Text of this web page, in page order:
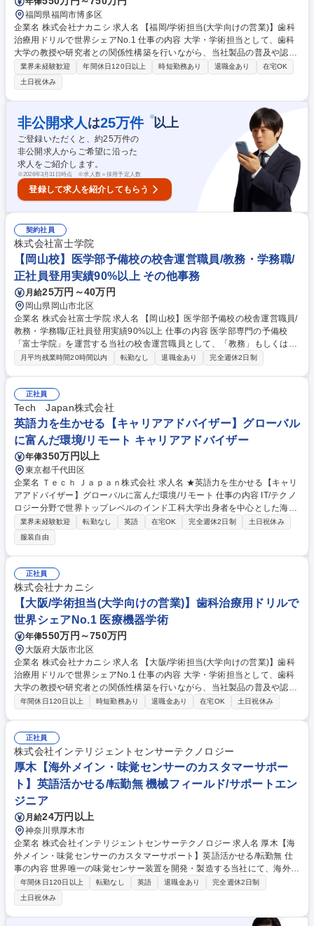
正社員登用実績90%以上
福岡県福岡市博多区
企業名 株式会社ナカニシ 求人名 【福岡/学術担当(大学向けの営業)】歯科
治療用ドリルで世界シェアNo.1 仕事の内容 大学・学術担当として、歯科
大学の教授や研究者との関係性構築を行いながら、当社製品の普及や認知
度向上に貢献していただきます。 【業務内容】■主要歯科大学へのNSK製
品の提案、医局説明会の実施 ■歯科大学の臨床支援（製品の貸出し、製品
情報提供など） ■歯科大学の研究支援（共同研究などの窓口） ■歯科大学
の教育支援（実習機材の貸出し、人的サポートなど） ■KOLの発掘と関係
強化（パイプ作り） ■各学会での情報収集と開発へのフィードバック 募集
職種 【福岡/学術担当(大学向けの営業)】歯科治療用ドリルで世界シェアN
o.1
業界未経験歓迎 年間休日120日以上 時短勤務あり 退職金あり
在宅OK
土日祝休み
非公開求人 は25万件 ※以上
ご登録いただくと、約25万件の
非公開求人からご希望に沿った
求人をご紹介します。
※2026年3月31日時点 ※求人数＝採用予定人数
登録して求人を紹介してもらう
契約社員
株式会社富士学院
【岡山校】医学部予備校の校舎運営職員/教務・学務職/
正社員登用実績90%以上 その他事務
月給25万円～40万円
岡山県岡山市北区
企業名 株式会社富士学院 求人名 【岡山校】医学部予備校の校舎運営職員/
教務・学務職/正社員登用実績90%以上 仕事の内容 医学部専門の予備校
「富士学院」を運営する当社の校舎運営職員として、「教務」もしくは
「学務」の業務をご担当いただきます。講師業務はございません。 業務の
報告の管理ほか)■保護者連携(進捗報告、三者面談の運営ほか)■施設管理、
行事運営 など 【学務(生徒募集)】■DM,チラシなどの企画■電話/メール問
い合わせ対応■入学面談の実施■各種セミナーの実施■進学校訪問、情報収
集 など ※これまでのご経験に応じ、できることから徐々にお任せしてい
きます。 募集職種 【岡山校】医学部予備校の校舎運営職員/教務・学務職/
正社員登用実績90%以上
月平均残業時間20時間以内 転勤なし 退職金あり 完全週休2日制
正社員
Tech Japan株式会社
英語力を生かせる【キャリアアドバイザー】グローバル
に富んだ環境/リモート キャリアアドバイザー
年俸350万円以上
東京都千代田区
企業名 Ｔｅｃｈ Ｊａｐａｎ株式会社 求人名 ★英語力を生かせる【キャリ
アアドバイザー】グローバルに富んだ環境/リモート 仕事の内容 IT/テクノ
ロジー分野で世界トップレベルのインド工科大学出身者を中心とした海外
グローバル人材と面談していただき能力キャリアプランをヒアリングしな
がら適切な日本企業の推薦を行っていただきます。 【具体的には】 ■イン
ド工科大学出身者などの優秀な外国籍人材との面談、ヒアリング ■キャリ
アアドバイス、日本企業への推薦 ■クライアント企業（日本企業）とのヒ
アリング ■採用後の定着支援 募集職種 ★英語力を生かせる【キャリアア
ドバイザー】グローバルに富んだ環境/リモート
業界未経験歓迎 転勤なし 英語 在宅OK 完全週休2日制
土日祝休み
服装自由
正社員
株式会社ナカニシ
【大阪/学術担当(大学向けの営業)】歯科治療用ドリルで
世界シェアNo.1 医療機器学術
年俸550万円～750万円
大阪府大阪市北区
企業名 株式会社ナカニシ 求人名 【大阪/学術担当(大学向けの営業)】歯科
治療用ドリルで世界シェアNo.1 仕事の内容 大学・学術担当として、歯科
大学の教授や研究者との関係性構築を行いながら、当社製品の普及や認知
度向上に貢献していただきます。 【業務内容】■主要歯科大学へのNSK製
の教育支援（実習機材の貸出し、人的サポートなど） ■KOLの発掘と関係
強化（パイプ作り） ■各学会での情報収集と開発へのフィードバック 募集
職種 【大阪/学術担当(大学向けの営業)】歯科治療用ドリルで世界シェアN
年間休日120日以上 時短勤務あり 退職金あり 在宅OK 土日祝休み
正社員
株式会社インテリジェントセンサーテクノロジー
厚木【海外メイン・味覚センサーのカスタマーサポー
ト】英語活かせる/転勤無 機械フィールド/サポートエン
ジニア
月給24万円以上
神奈川県厚木市
企業名 株式会社インテリジェントセンサーテクノロジー 求人名 厚木【海
外メイン・味覚センサーのカスタマーサポート】英語活かせる/転勤無 仕
事の内容 世界唯一の味覚センサー装置を開発・製造する当社にて、海外顧
客向けに装置に関する問い合わせ対応および製品企画提案をお任せしま
す。 必要に応じて海外総代理店や現地代理店の担当者と同行し、お客様へ
の対応を行います。 【担当】海外の製薬会社や食品メーカー 【業務詳
細】■測定データの活用方法や技術対応 ■製品企画提案 ■ラボ内でのサンプ
年間休日120日以上 転勤なし 英語 退職金あり
完全週休2日制
土日祝休み